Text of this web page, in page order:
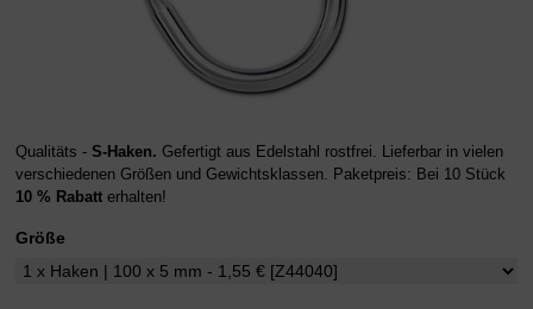
Qualitäts - S-Haken. Gefertigt aus Edelstahl rostfrei. Lieferbar in vielen
verschiedenen Größen und Gewichtsklassen. Paketpreis: Bei 10 Stück
10 % Rabatt erhalten!
Größe